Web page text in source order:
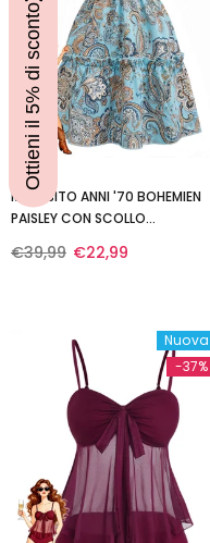
MINIABITO ANNI '70 BOHEMIEN
PAISLEY CON SCOLLO
SCOPERTA
€39,99 €22,99
Nuova
-37%
Ottieni il 5% di sconto